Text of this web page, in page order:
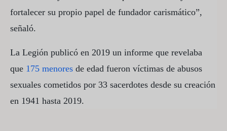
fortalecer su propio papel de fundador carismático”,
señaló.
La Legión publicó en 2019 un informe que revelaba
que 175 menores de edad fueron víctimas de abusos
sexuales cometidos por 33 sacerdotes desde su creación
en 1941 hasta 2019.